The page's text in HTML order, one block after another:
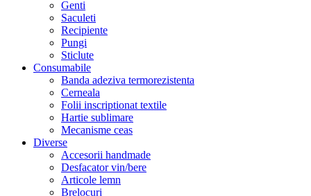
Genti
Saculeti
Recipiente
Pungi
Sticlute
Consumabile
Banda adeziva termorezistenta
Cerneala
Folii inscriptionat textile
Hartie sublimare
Mecanisme ceas
Diverse
Accesorii handmade
Desfacator vin/bere
Articole lemn
Brelocuri